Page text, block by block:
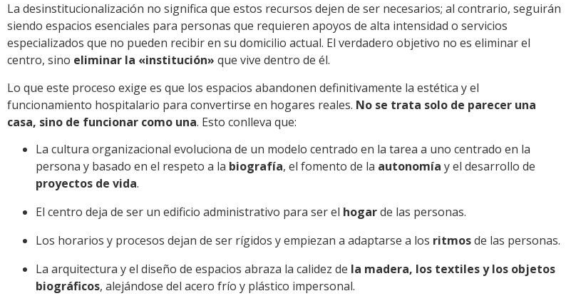
La desinstitucionalización no significa que estos recursos dejen de ser necesarios; al contrario, seguirán
siendo espacios esenciales para personas que requieren apoyos de alta intensidad o servicios
especializados que no pueden recibir en su domicilio actual. El verdadero objetivo no es eliminar el
centro, sino eliminar la «institución» que vive dentro de él.
Lo que este proceso exige es que los espacios abandonen definitivamente la estética y el
funcionamiento hospitalario para convertirse en hogares reales. No se trata solo de parecer una
casa, sino de funcionar como una. Esto conlleva que:
La cultura organizacional evoluciona de un modelo centrado en la tarea a uno centrado en la
persona y basado en el respeto a la biografía, el fomento de la autonomía y el desarrollo de
proyectos de vida.
El centro deja de ser un edificio administrativo para ser el hogarde las personas.
Los horarios y procesos dejan de ser rígidos y empiezan a adaptarse a los ritmosde las personas.
La arquitectura y el diseño de espacios abraza la calidez de la madera, los textiles y los objetos
biográficos, alejándose del acero frío y plástico impersonal.